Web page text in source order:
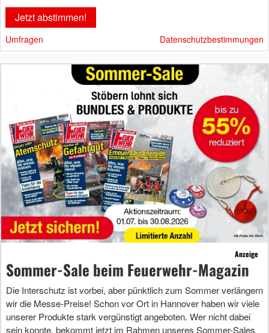
Umfragen Datenschutzbestimmungen
Anzeige
Sommer-Sale beim Feuerwehr-Magazin
Die Interschutz ist vorbei, aber pünktlich zum Sommer verlängern
wir die Messe-Preise! Schon vor Ort in Hannover haben wir viele
unserer Produkte stark vergünstigt angeboten. Wer nicht dabei
sein konnte, bekommt jetzt im Rahmen unseres Sommer-Sales